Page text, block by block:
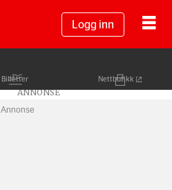
Logg inn
Billetter Nettbutikk
Annonse